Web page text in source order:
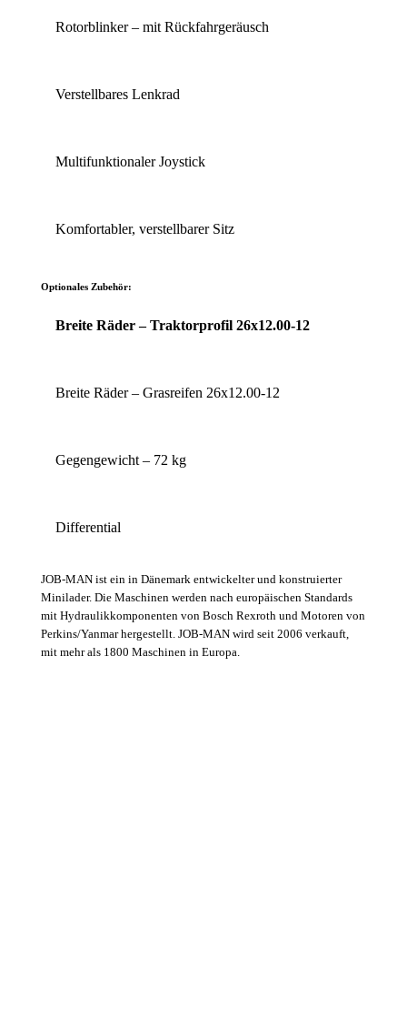
Rotorblinker – mit Rückfahrgeräusch
Verstellbares Lenkrad
Multifunktionaler Joystick
Komfortabler, verstellbarer Sitz
Optionales Zubehör:
Breite Räder – Traktorprofil 26x12.00-12
Breite Räder – Grasreifen 26x12.00-12
Gegengewicht – 72 kg
Differential
JOB-MAN ist ein in Dänemark entwickelter und konstruierter
Minilader. Die Maschinen werden nach europäischen Standards
mit Hydraulikkomponenten von Bosch Rexroth und Motoren von
Perkins/Yanmar hergestellt. JOB-MAN wird seit 2006 verkauft,
mit mehr als 1800 Maschinen in Europa.